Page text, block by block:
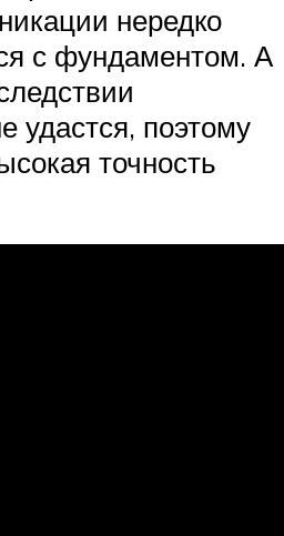
нередко
с фундаментом. А
удастся, поэтому
точность